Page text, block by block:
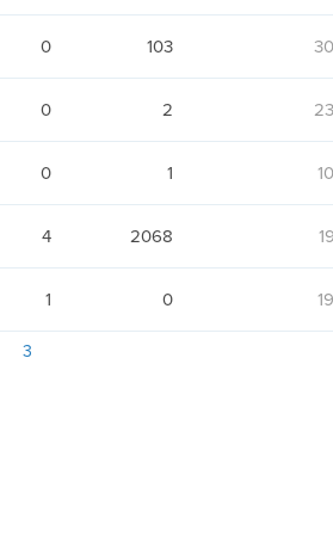
0 103
0 2
0 1
4 2068
1 0
3